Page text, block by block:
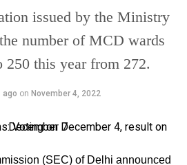
की हैं, किसी और
की नहीं।।
लोगों की
जीवन को
बेहद…
T5GDXf7oY
fGKMRhTS
of the transgender community,
the party to run in the upcoming
A Ward. One seat has been
issued by the Ministry
number of MCD wards
250 this year from 272.
ago on November 4, 2022
(SEC) of Delhi announced